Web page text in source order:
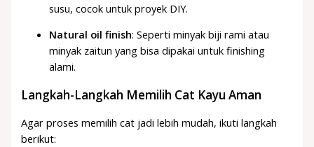
susu, cocok untuk proyek DIY.
Natural oil finish: Seperti minyak biji rami atau
minyak zaitun yang bisa dipakai untuk finishing
alami.
Langkah-Langkah Memilih Cat Kayu Aman
Agar proses memilih cat jadi lebih mudah, ikuti langkah
berikut: